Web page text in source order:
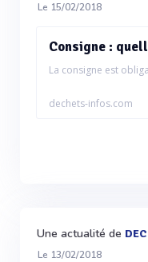
Le 15/02/2018
Consigne :
La consigne est
dechets-infos.com
Une actualité de
Le 13/02/2018